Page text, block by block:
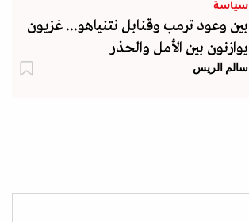
سياسة
بين وعود ترمب وقنابل نتنياهو... غزيون
يوازنون بين الأمل والحذر
سالم الريس